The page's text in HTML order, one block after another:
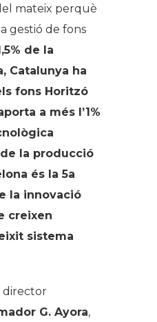
mateix perquè
gestió de fons
de la
Catalunya ha
fons Horitzó
a més l’1%
la producció
és la 5a
la innovació
creixen
sistema
director
G. Ayora,